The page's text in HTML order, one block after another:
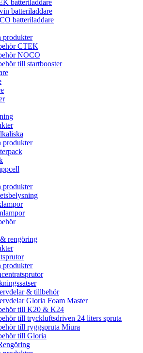
batteriladdare
batteriladdare
batteriladdare
produkter
CTEK
NOCO
till startbooster
produkter
produkter
rengöring
produkter
& tillbehör
Gloria Foam Master
till K20 & K24
till tryckluftsdriven 24 liters spruta
till ryggspruta Miura
till Gloria